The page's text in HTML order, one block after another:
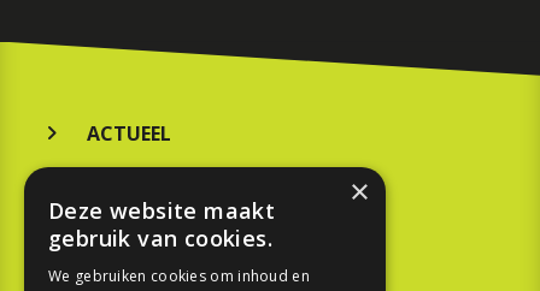
ACTUEEL
KOOPGIDS
TESTEN
×
Deze website maakt
gebruik van cookies.
We gebruiken cookies om inhoud en